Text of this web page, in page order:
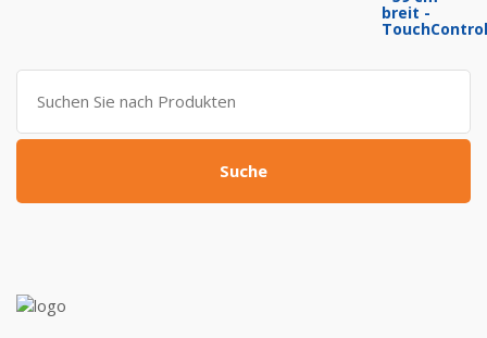
799,00 €309,00 €.
Suche
nach:
Suche